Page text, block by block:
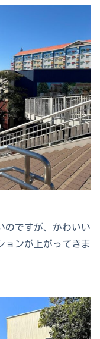
のですが、かわいい
ョンが上がってきま